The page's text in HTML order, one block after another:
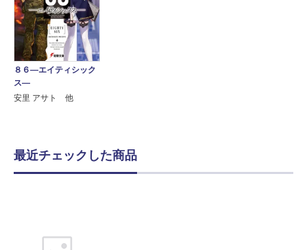
８６―エイティシック
ス―
安里 アサト 他
最近チェックした商品